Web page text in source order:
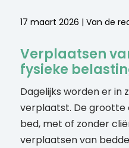
17 maart 2026 | Van de
Verplaatsen
fysieke
Dagelijks worden er in
verplaatst. De grootte
bed, met of zonder
verplaatsen van